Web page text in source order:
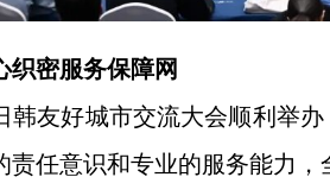
织密服务保障网
韩友好城市交流大会顺利举
责任意识和专业的服务能力，